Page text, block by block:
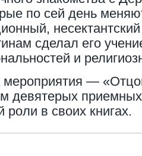
по сей день
сделал его
и
мероприятия —​​​​​​
девятерых приемных
роли в своих книгах.